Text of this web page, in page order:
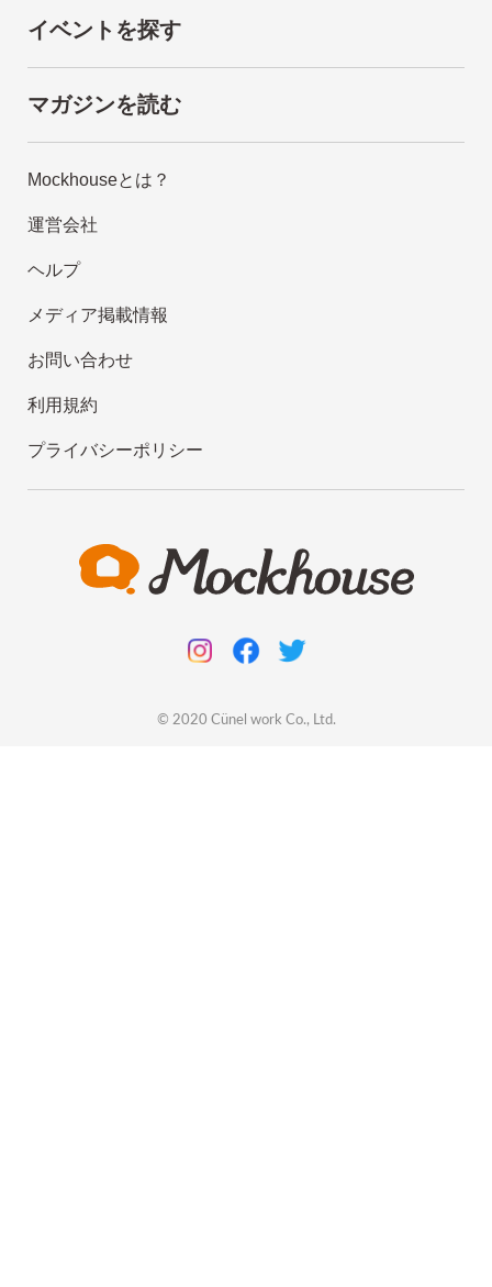
イベントを探す
マガジンを読む
Mockhouseとは？
運営会社
ヘルプ
メディア掲載情報
お問い合わせ
利用規約
プライバシーポリシー
© 2020 Cünel work Co., Ltd.